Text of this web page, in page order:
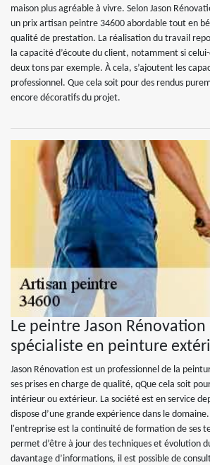
maison plus agréable à vivre. Selon Jason
un prix artisan peintre 34600 abordable tout en
qualité de prestation. La réalisation du travail
la capacité d’écoute du client, notamment si
deux tons par exemple. À cela, s’ajoutent les
professionnel. Que cela soit pour des rendus
encore décoratifs du projet.
Le peintre Jason Rénovation
spécialiste en peinture
Jason Rénovation est un professionnel de la
ses prises en charge de qualité, qQue cela soit
intérieur ou extérieur. La société est en service
dispose d’une grande expérience dans le
l'entreprise est la continuité de formation de ses
permet d’être à jour des techniques et évolution
davantage d’informations, il est possible de